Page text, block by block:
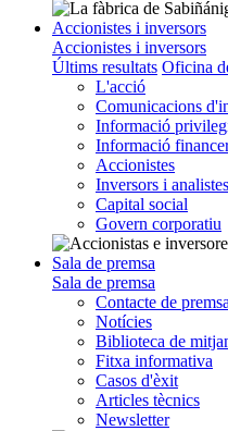
Accionistes i inversors
Accionistes i inversors
Últims resultats Oficina
L'acció
Comunicacions
Informació
Informació
Accionistes
Inversors i analistes
Capital social
Govern corporatiu
Sala de premsa
Sala de premsa
Contacte de premsa
Notícies
Biblioteca de
Fitxa informativa
Casos d'èxit
Articles tècnics
Newsletter